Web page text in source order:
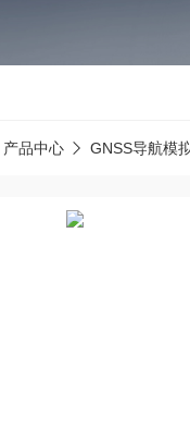
产品中心 GNSS导航模